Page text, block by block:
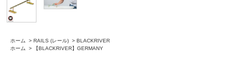
ホーム > RAILS (レール) > BLACKRIVER
ホーム
> 【BLACKRIVER】GERMANY